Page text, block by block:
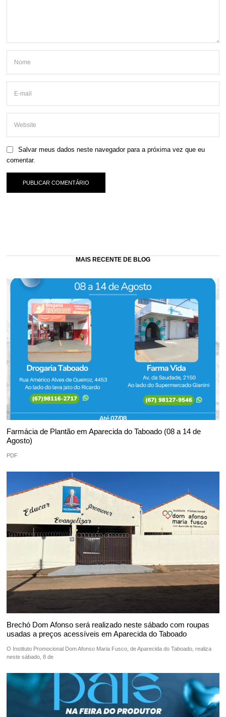
Salvar meus dados neste navegador para a próxima vez que eu
comentar.
MAIS RECENTE DE BLOG
Farmácia de Plantão em Aparecida do Taboado (08 a 14 de
Agosto)
PDF
Brechó Dom Afonso será realizado neste sábado com roupas
usadas a preços acessíveis em Aparecida do Taboado
O Instituto Promocional Dom Afonso Maria Fusco, de Aparecida do Taboado, realiza
neste sábado, 8 de